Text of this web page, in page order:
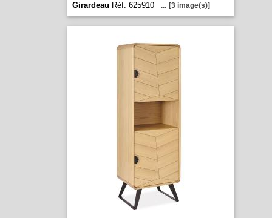
Girardeau Réf. 625910 ... [3 image(s)]